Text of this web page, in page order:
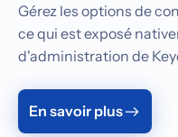
Gérez les options de
ce qui est exposé
d'administration de
En savoir plus